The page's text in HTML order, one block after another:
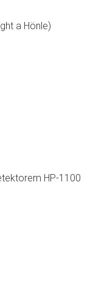
a Hönle)
HP-1100